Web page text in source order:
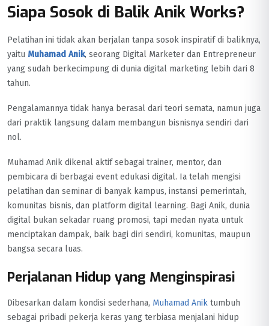
Siapa Sosok di Balik Anik Works?
Pelatihan ini tidak akan berjalan tanpa sosok inspiratif di baliknya,
yaitu Muhamad Anik, seorang Digital Marketer dan Entrepreneur
yang sudah berkecimpung di dunia digital marketing lebih dari 8
tahun.
Pengalamannya tidak hanya berasal dari teori semata, namun juga
dari praktik langsung dalam membangun bisnisnya sendiri dari
nol.
Muhamad Anik dikenal aktif sebagai trainer, mentor, dan
pembicara di berbagai event edukasi digital. Ia telah mengisi
pelatihan dan seminar di banyak kampus, instansi pemerintah,
komunitas bisnis, dan platform digital learning. Bagi Anik, dunia
digital bukan sekadar ruang promosi, tapi medan nyata untuk
menciptakan dampak, baik bagi diri sendiri, komunitas, maupun
bangsa secara luas.
Perjalanan Hidup yang Menginspirasi
Dibesarkan dalam kondisi sederhana, Muhamad Anik tumbuh
sebagai pribadi pekerja keras yang terbiasa menjalani hidup